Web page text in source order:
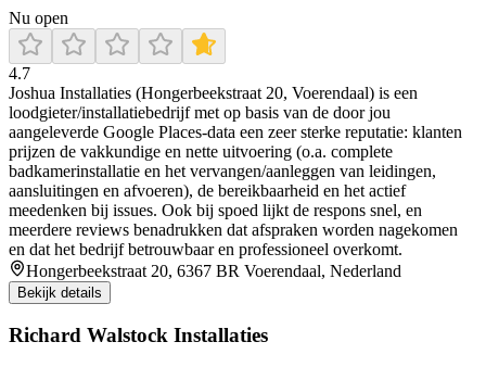
Nu open
4.7
Joshua Installaties (Hongerbeekstraat 20, Voerendaal) is een
loodgieter/installatiebedrijf met op basis van de door jou
aangeleverde Google Places-data een zeer sterke reputatie: klanten
prijzen de vakkundige en nette uitvoering (o.a. complete
badkamerinstallatie en het vervangen/aanleggen van leidingen,
aansluitingen en afvoeren), de bereikbaarheid en het actief
meedenken bij issues. Ook bij spoed lijkt de respons snel, en
meerdere reviews benadrukken dat afspraken worden nagekomen
en dat het bedrijf betrouwbaar en professioneel overkomt.
Hongerbeekstraat 20, 6367 BR Voerendaal, Nederland
Bekijk details
Richard Walstock Installaties